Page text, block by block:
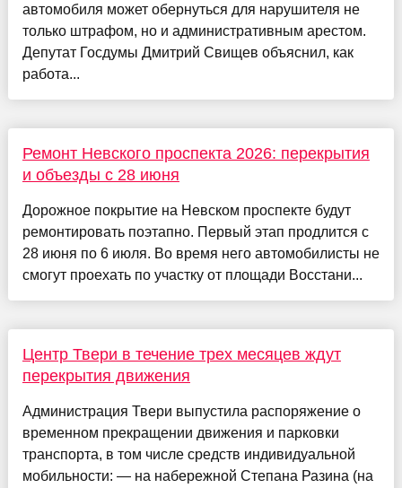
автомобиля может обернуться для нарушителя не
только штрафом, но и административным арестом.
Депутат Госдумы Дмитрий Свищев объяснил, как
работа...
Ремонт Невского проспекта 2026: перекрытия
и объезды с 28 июня
Дорожное покрытие на Невском проспекте будут
ремонтировать поэтапно. Первый этап продлится с
28 июня по 6 июля. Во время него автомобилисты не
смогут проехать по участку от площади Восстани...
Центр Твери в течение трех месяцев ждут
перекрытия движения
Администрация Твери выпустила распоряжение о
временном прекращении движения и парковки
транспорта, в том числе средств индивидуальной
мобильности: — на набережной Степана Разина (на